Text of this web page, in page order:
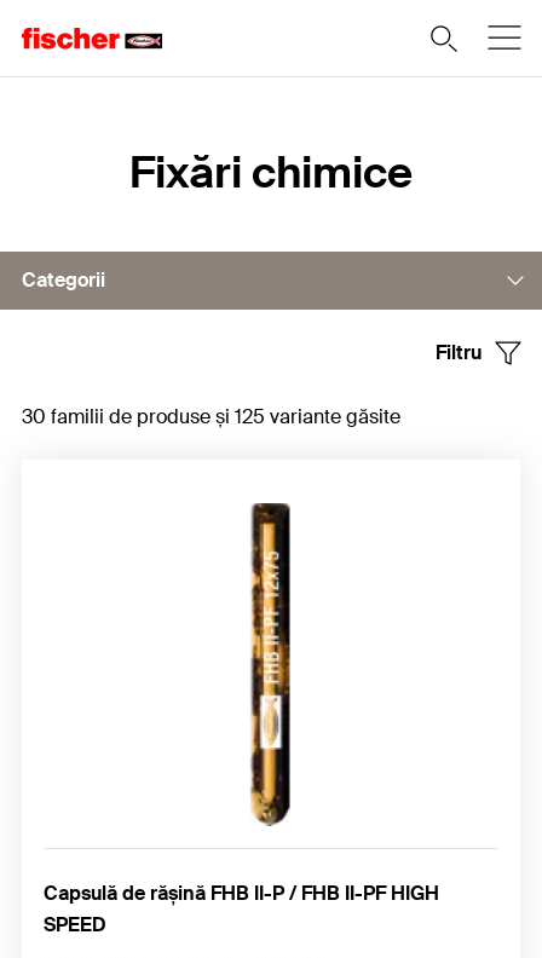
Fixări chimice
Categorii
Adeziv injectabil
Filtru
30 familii de produse și 125 variante găsite
Capsulă de rășină FHB II-P / FHB II-PF HIGH
SPEED